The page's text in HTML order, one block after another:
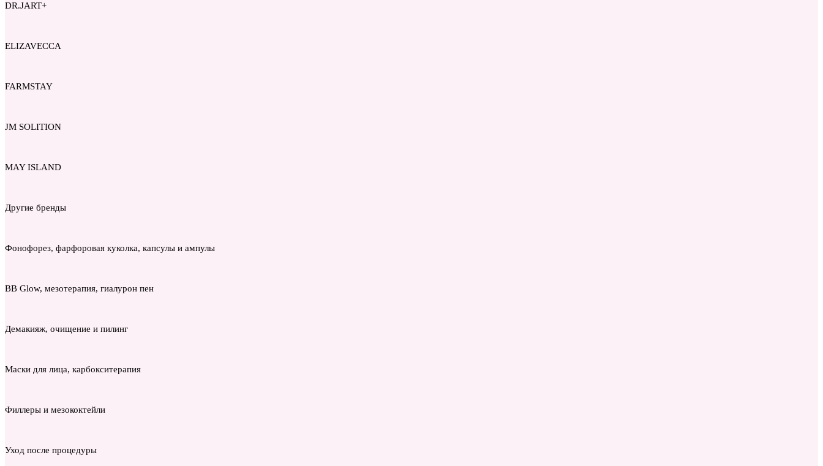
DR.JART+
ELIZAVECCA
FARMSTAY
JM SOLITION
MAY ISLAND
Другие бренды
Фонофорез, фарфоровая куколка, капсулы и ампулы
BB Glow, мезотерапия, гиалурон пен
Демакияж, очищение и пилинг
Маски для лица, карбокситерапия
Филлеры и мезококтейли
Уход после процедуры